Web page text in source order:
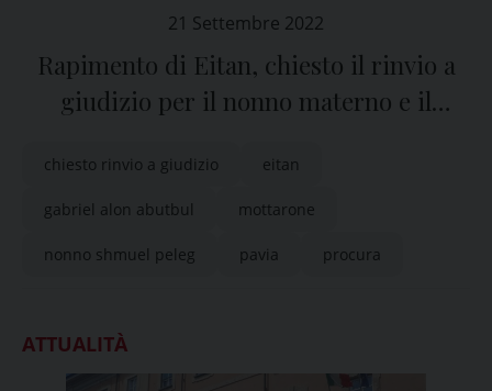
21 Settembre 2022
Rapimento di Eitan, chiesto il rinvio a
giudizio per il nonno materno e il
chiesto rinvio a giudizio eitan
gabriel alon abutbul mottarone
nonno shmuel peleg pavia procura
ATTUALITÀ